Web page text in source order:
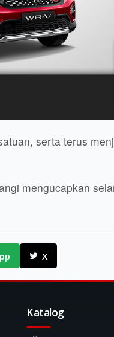
serta terus
mengucapkan
X
Katalog